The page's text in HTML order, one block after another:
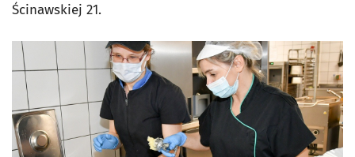
Ścinawskiej 21.